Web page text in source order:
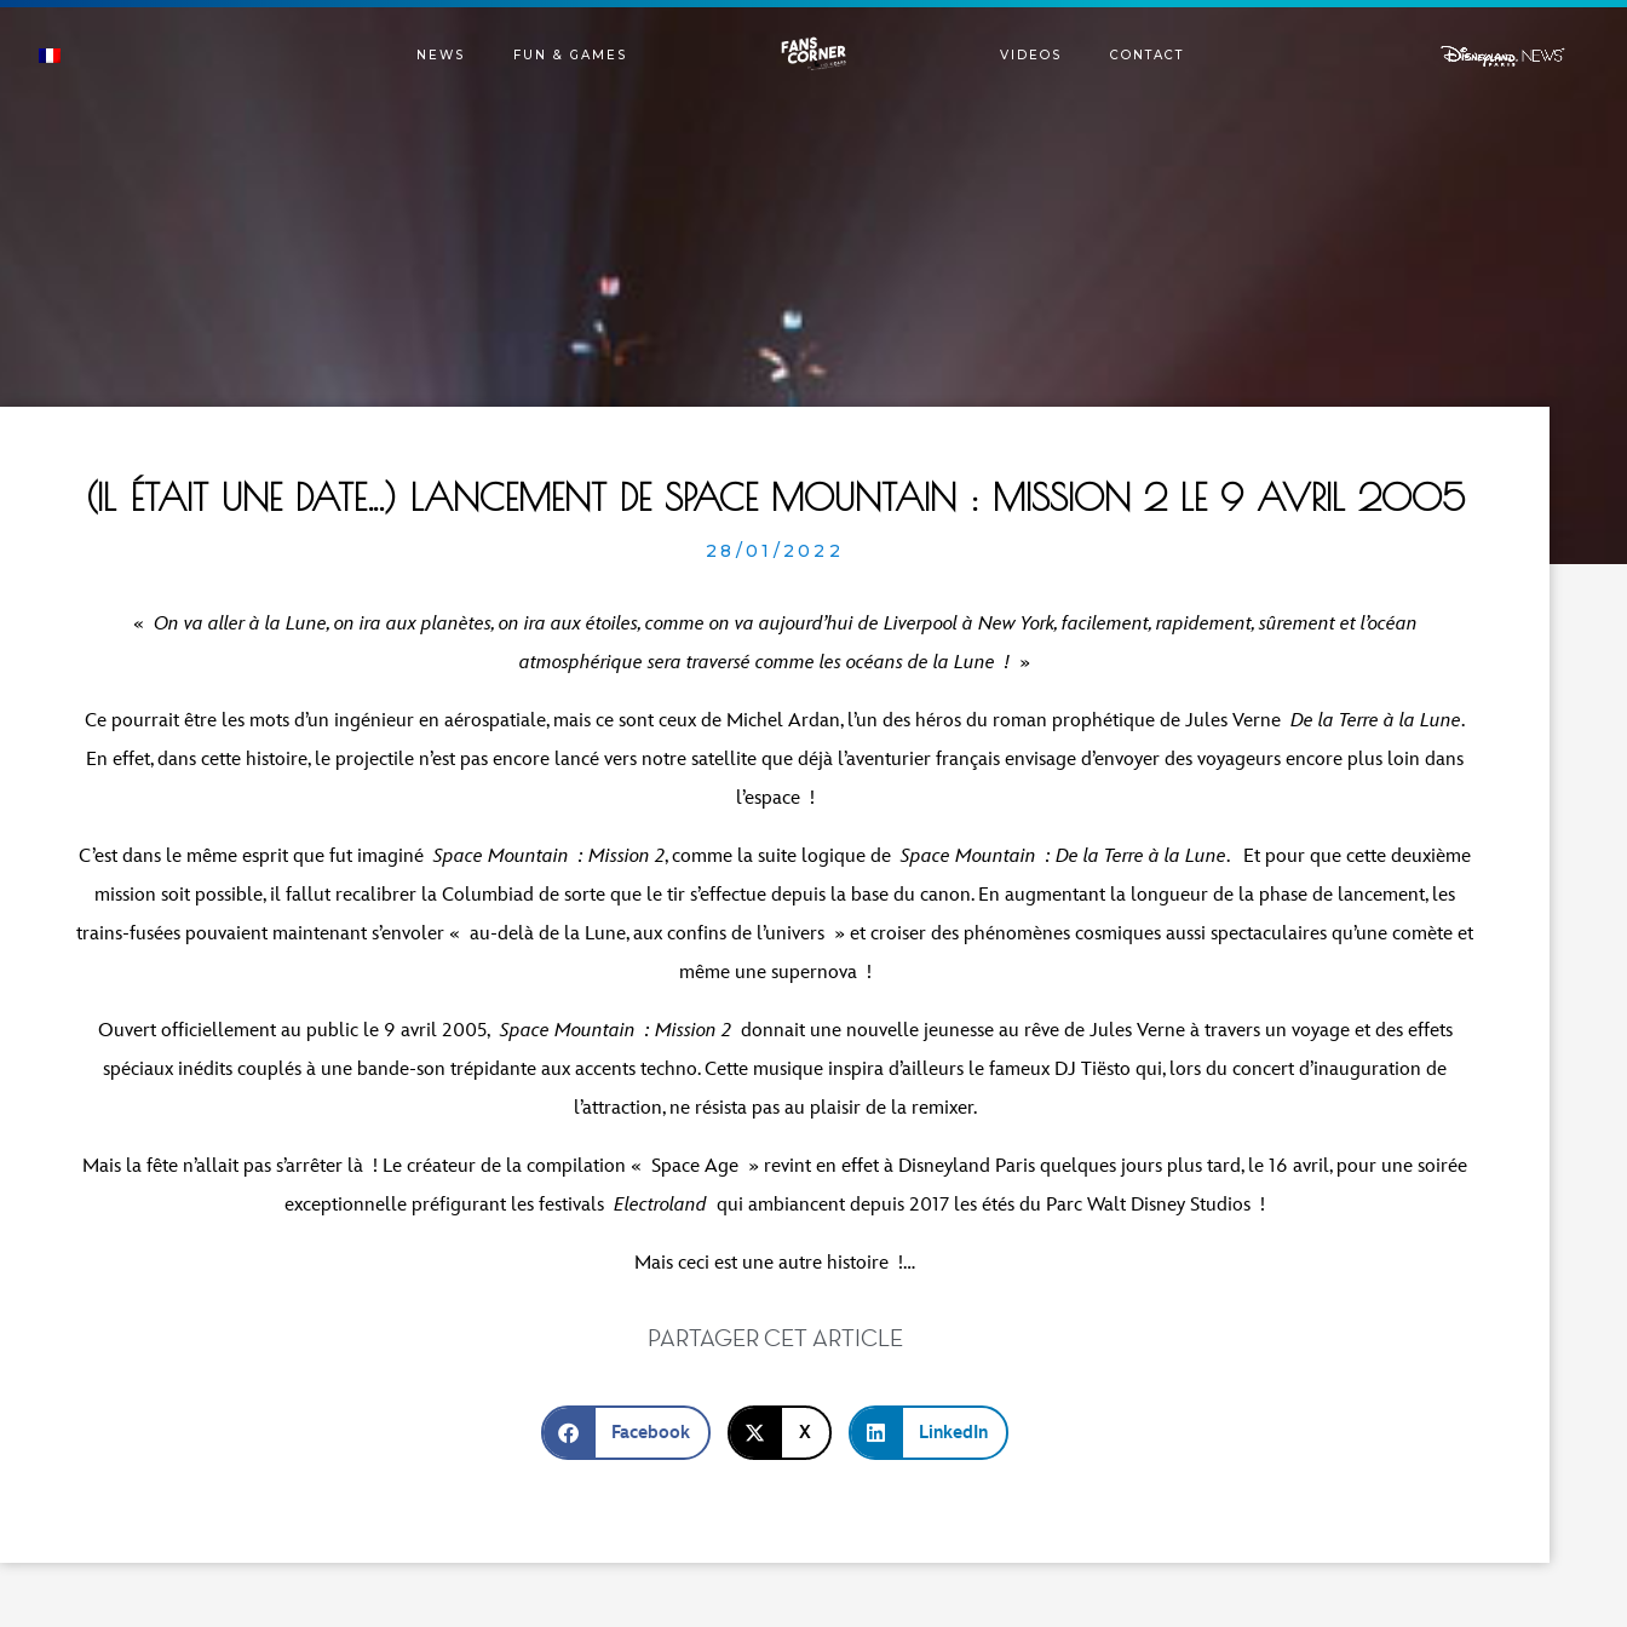
NEWS FUN & GAMES VIDEOS CONTACT
(IL ÉTAIT UNE DATE…) LANCEMENT DE SPACE MOUNTAIN : MISSION 2 LE 9 AVRIL 2005
28/01/2022
« On va aller à la Lune, on ira aux planètes, on ira aux étoiles, comme on va aujourd’hui de Liverpool à New York, facilement, rapidement, sûrement et l’océan
atmosphérique sera traversé comme les océans de la Lune ! »
Ce pourrait être les mots d’un ingénieur en aérospatiale, mais ce sont ceux de Michel Ardan, l’un des héros du roman prophétique de Jules Verne De la Terre à la Lune.
En effet, dans cette histoire, le projectile n’est pas encore lancé vers notre satellite que déjà l’aventurier français envisage d’envoyer des voyageurs encore plus loin dans
l’espace !
C’est dans le même esprit que fut imaginéSpace Mountain : Mission 2, comme la suite logique deSpace Mountain : De la Terre à la Lune. Et pour que cette deuxième
mission soit possible, il fallut recalibrer la Columbiad de sorte que le tir s’effectue depuis la base du canon. En augmentant la longueur de la phase de lancement, les
trains-fusées pouvaient maintenant s’envoler « au-delà de la Lune, aux confins de l’univers » et croiser des phénomènes cosmiques aussi spectaculaires qu’une comète et
même une supernova !
Ouvert officiellement au public le 9 avril 2005,Space Mountain : Mission 2donnait une nouvelle jeunesse au rêve de Jules Verne à travers un voyage et des effets
spéciaux inédits couplés à une bande-son trépidante aux accents techno. Cette musique inspira d’ailleurs le fameux DJ Tiësto qui, lors du concert d’inauguration de
l’attraction, ne résista pas au plaisir de la remixer.
Mais la fête n’allait pas s’arrêter là ! Le créateur de la compilation « Space Age » revint en effet à Disneyland Paris quelques jours plus tard, le 16 avril, pour une soirée
exceptionnelle préfigurant les festivals Electroland qui ambiancent depuis 2017 les étés du Parc Walt Disney Studios !
Mais ceci est une autre histoire !…
PARTAGER CET ARTICLE
Facebook X LinkedIn